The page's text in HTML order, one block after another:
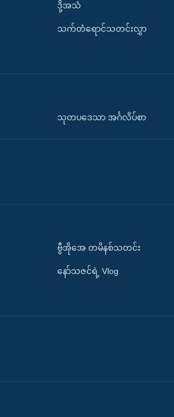
ဒို့အသံ
သက်တံရောင်သတင်းလွှာ
သုတပဒေသာ အင်္ဂလိပ်စာ
ဗွီအိုအေ တမိနစ်သတင်း
နော်သဇင်ရဲ့ Vlog